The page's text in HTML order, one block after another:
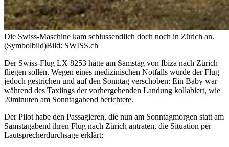
Die Swiss-Maschine kam schlussendlich doch noch in Zürich an.
(Symbolbild)Bild: SWISS.ch
Der Swiss-Flug LX 8253 hätte am Samstag von Ibiza nach Zürich
fliegen sollen. Wegen eines medizinischen Notfalls wurde der Flug
jedoch gestrichen und auf den Sonntag verschoben: Ein Baby war
während des Taxiings der vorhergehenden Landung kollabiert, wie
20minuten am Sonntagabend berichtete.
Der Pilot habe den Passagieren, die nun am Sonntagmorgen statt am
Samstagabend ihren Flug nach Zürich antraten, die Situation per
Lautsprecherdurchsage erklärt: